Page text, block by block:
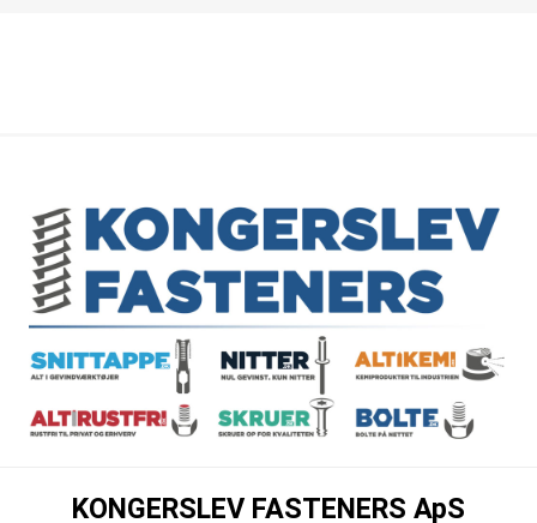
KONGERSLEV FASTENERS ApS